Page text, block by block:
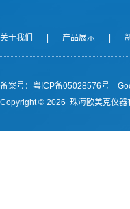
关于我们 产品展示
备案号： 粤ICP备05028576号
Copyright © 2026 珠海欧美克仪器